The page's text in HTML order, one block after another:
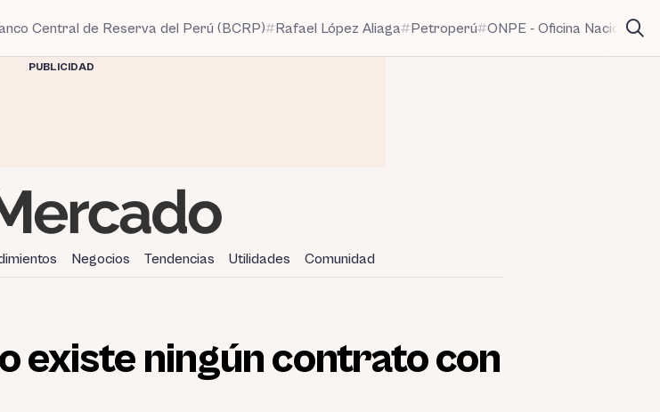
Central de Reserva del Perú (BCRP) Rafael López Aliaga Petroperú ONPE - Oficina Nacional
PUBLICIDAD
Negocios Tendencias Utilidades Comunidad
existe ningún contrato con